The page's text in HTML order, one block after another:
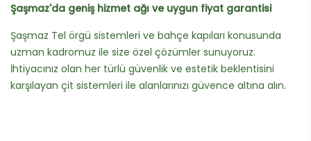
Şaşmaz'da geniş hizmet ağı ve uygun fiyat garantisi
Şaşmaz Tel örgü sistemleri ve bahçe kapıları konusunda
uzman kadromuz ile size özel çözümler sunuyoruz.
İhtiyacınız olan her türlü güvenlik ve estetik beklentisini
karşılayan çit sistemleri ile alanlarınızı güvence altına alın.